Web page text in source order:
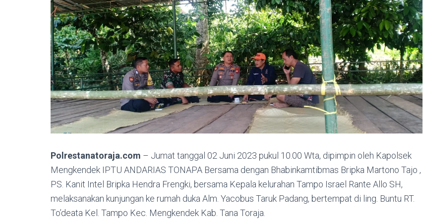
Polrestanatoraja.com – Jumat tanggal 02 Juni 2023 pukul 10.00 Wta, dipimpin oleh Kapolsek
Mengkendek IPTU ANDARIAS TONAPA Bersama dengan Bhabinkamtibmas Bripka Martono Tajo ,
PS. Kanit Intel Bripka Hendra Frengki, bersama Kepala kelurahan Tampo Israel Rante Allo SH,
melaksanakan kunjungan ke rumah duka Alm. Yacobus Taruk Padang, bertempat di ling. Buntu RT.
To’deata Kel. Tampo Kec. Mengkendek Kab. Tana Toraja.